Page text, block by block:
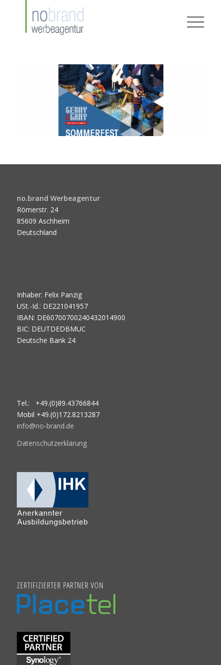
no.brand Werbeagentur
Römerstr. 24
85609 Aschheim
Deutschland
Inhaber: Felix Panzig
USt.-Id.: DE221041957
IBAN: DE60700700240432014900
BIC: DEUTDEDBMUC
Deutsche Bank 24
Tel.: +49.(0)89.43766844
Mobil +49.(0)172.8213287
info@no-brand.de
Datenschutzerklärung
ZERTIFIZIERTER PARTNER VON